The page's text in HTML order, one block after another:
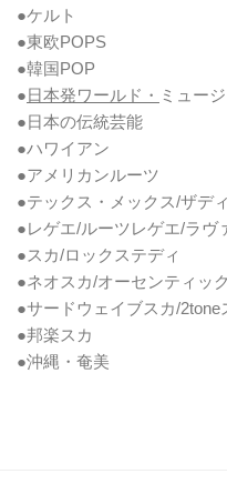
●ケルト
●東欧POPS
●韓国POP
●日本発ワールド・ ミュー
●日本の伝統芸能
●ハワイアン
●アメリカンルーツ
●テックス・メックス/ザデ
●レゲエ/ルーツレゲエ/ラヴ
●スカ/ロックステディ
●ネオスカ/オーセンティッ
●サードウェイブスカ/2tone
●邦楽スカ
●沖縄・奄美